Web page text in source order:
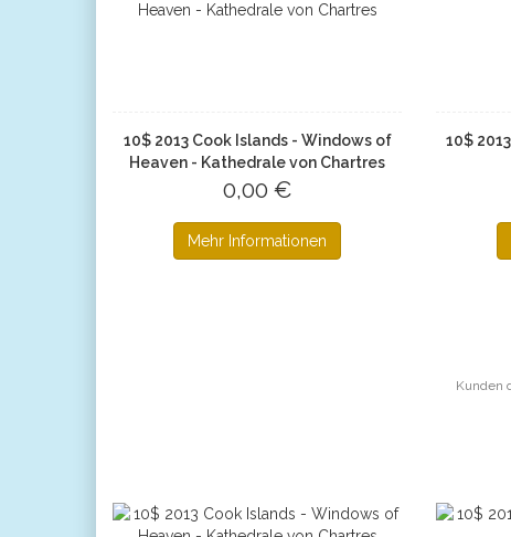
10$ 2013 Cook Islands - Windows of
Heaven - Kathedrale von Chartres
0,00 €
Mehr Informationen
10$
Kunden